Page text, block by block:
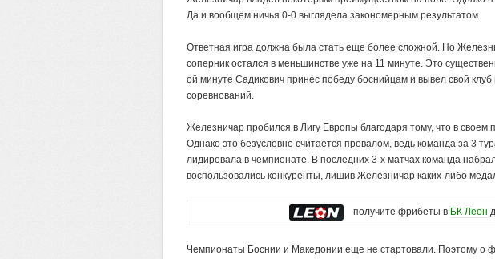
Да и вообщем ничья 0-0 выглядела закономерным результатом.
Ответная игра должна была стать еще более сложной. Но
соперник остался в меньшинстве уже на 11 минуте. Это
ой минуте Садикович принес победу боснийцам и вывел свой
соревнований.
Железничар пробился в Лигу Европы благодаря тому, что в своем
Однако это безусловно считается провалом, ведь команда за 3
лидировала в чемпионате. В последних 3-х матчах команда
воспользовались конкуренты, лишив Железничар каких-либо
получите фрибеты в БК Леон
Чемпионаты Боснии и Македонии еще не стартовали. Поэтому о